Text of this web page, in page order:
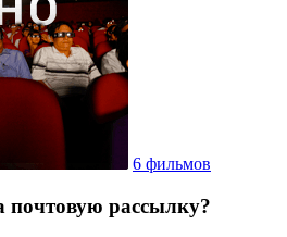
6 фильмов
почтовую рассылку?